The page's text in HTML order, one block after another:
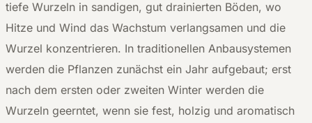
tiefe Wurzeln in sandigen, gut drainierten Böden, wo
Hitze und Wind das Wachstum verlangsamen und die
Wurzel konzentrieren. In traditionellen Anbausystemen
werden die Pflanzen zunächst ein Jahr aufgebaut; erst
nach dem ersten oder zweiten Winter werden die
Wurzeln geerntet, wenn sie fest, holzig und aromatisch